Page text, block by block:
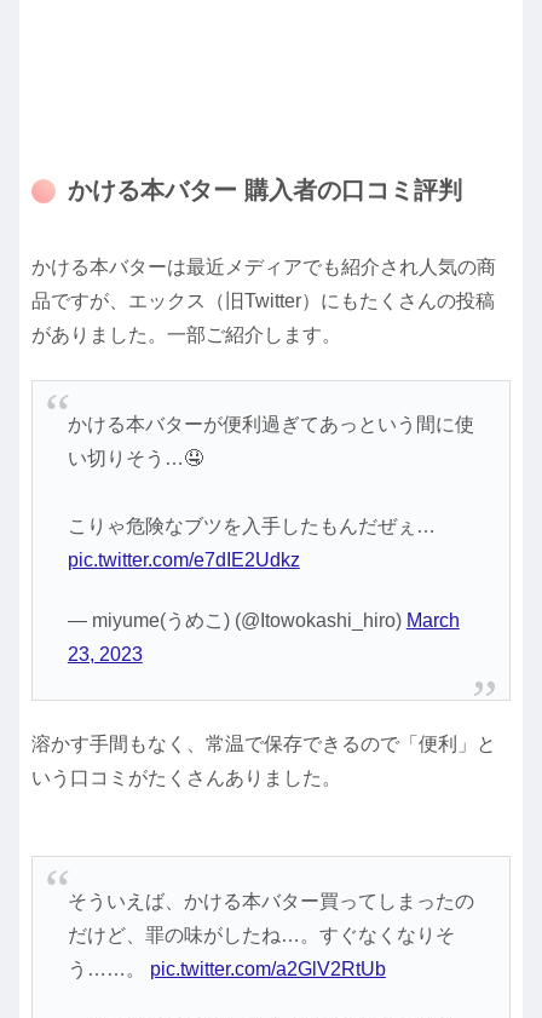
かける本バター 購入者の口コミ評判
かける本バターは最近メディアでも紹介され人気の商
品ですが、エックス（旧Twitter）にもたくさんの投稿
がありました。一部ご紹介します。
かける本バターが便利過ぎてあっという間に使
い切りそう…🤤
こりゃ危険なブツを入手したもんだぜぇ…
pic.twitter.com/e7dIE2Udkz
— miyume(うめこ) (@Itowokashi_hiro) March
23, 2023
溶かす手間もなく、常温で保存できるので「便利」と
いう口コミがたくさんありました。
そういえば、かける本バター買ってしまったの
だけど、罪の味がしたね…。すぐなくなりそ
う……。 pic.twitter.com/a2GlV2RtUb